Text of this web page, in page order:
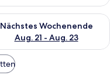
Wochenende, Aug. 14
Nächstes Wochenende
Aug. 21 - Aug. 23
die Verfügbarkeit